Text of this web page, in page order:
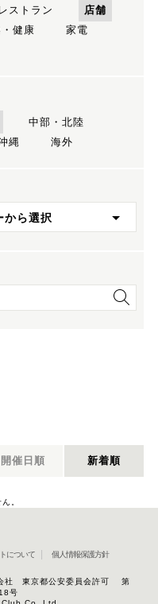
レストラン
店舗
健康
家電
中部・北陸
縄 海外
から選択
開催日順 新着順
。
について 個人情報保護方針
会社 東京都公安委員会許可 第
号